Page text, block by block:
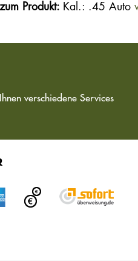
zum Produkt: Kal.: .45 Auto
verschiedene Services